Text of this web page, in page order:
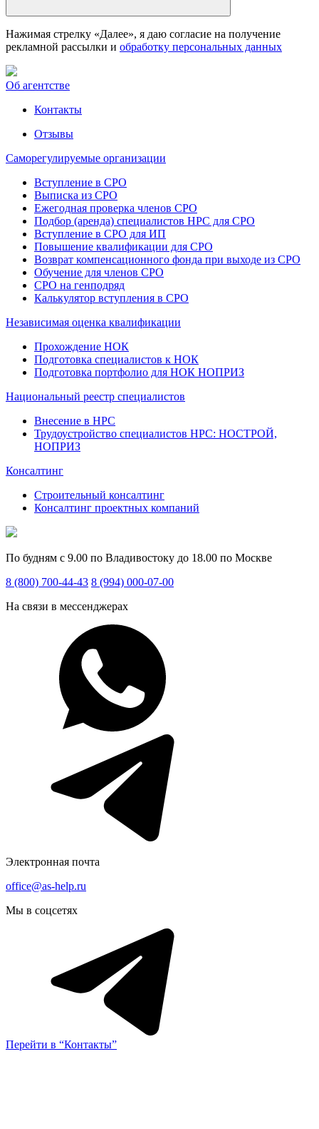
Нажимая стрелку «Далее», я даю согласие на получение
рекламной рассылки и обработку персональных данных
Об агентстве
Контакты
Отзывы
Саморегулируемые организации
Вступление в СРО
Выписка из СРО
Ежегодная проверка членов СРО
Подбор (аренда) специалистов НРС для СРО
Вступление в СРО для ИП
Повышение квалификации для СРО
Возврат компенсационного фонда при выходе из СРО
Обучение для членов СРО
СРО на генподряд
Калькулятор вступления в СРО
Независимая оценка квалификации
Прохождение НОК
Подготовка специалистов к НОК
Подготовка портфолио для НОК НОПРИЗ
Национальный реестр специалистов
Внесение в НРС
Трудоустройство специалистов НРС: НОСТРОЙ,
НОПРИЗ
Консалтинг
Строительный консалтинг
Консалтинг проектных компаний
По будням с 9.00 по Владивостоку до 18.00 по Москве
8 (800) 700-44-43 8 (994) 000-07-00
На связи в мессенджерах
Электронная почта
office@as-help.ru
Мы в соцсетях
Перейти в “Контакты”